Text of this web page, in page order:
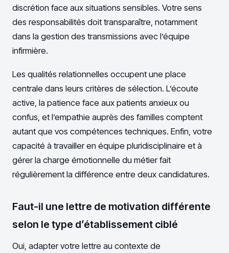
discrétion face aux situations sensibles. Votre sens
des responsabilités doit transparaître, notamment
dans la gestion des transmissions avec l’équipe
infirmière.
Les qualités relationnelles occupent une place
centrale dans leurs critères de sélection. L’écoute
active, la patience face aux patients anxieux ou
confus, et l’empathie auprès des familles comptent
autant que vos compétences techniques. Enfin, votre
capacité à travailler en équipe pluridisciplinaire et à
gérer la charge émotionnelle du métier fait
régulièrement la différence entre deux candidatures.
Faut-il une lettre de motivation différente
selon le type d’établissement ciblé
Oui, adapter votre lettre au contexte de